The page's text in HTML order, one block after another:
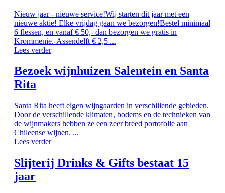
Nieuw jaar - nieuwe service!Wij starten dit jaar met een
nieuwe aktie! Elke vrijdag gaan we bezorgen!Bestel minimaal
6 flessen, en vanaf € 50,- dan bezorgen we gratis in
Krommenie.-Assendelft € 2,5 ...
Lees verder
Bezoek wijnhuizen Salentein en Santa
Rita
Santa Rita heeft eigen wijngaarden in verschillende gebieden.
Door de verschillende klimaten, bodems en de technieken van
de wijnmakers hebben ze een zeer breed portofolie aan
Chileense wijnen. ...
Lees verder
Slijterij Drinks & Gifts bestaat 15
jaar